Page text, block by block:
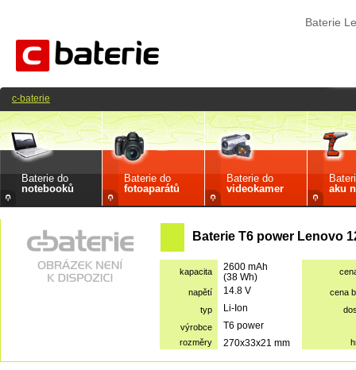
Baterie
Baterie do
notebooků
Baterie do
fotoaparátů
Baterie do
videokamer
aku
Baterie T6 power Lenovo
kapacita
2600 mAh
(38 Wh)
napětí 14.8 V
cena
typ
Li-Ion
výrobce
T6 power
rozměry 270x33x21 mm
c-baterie